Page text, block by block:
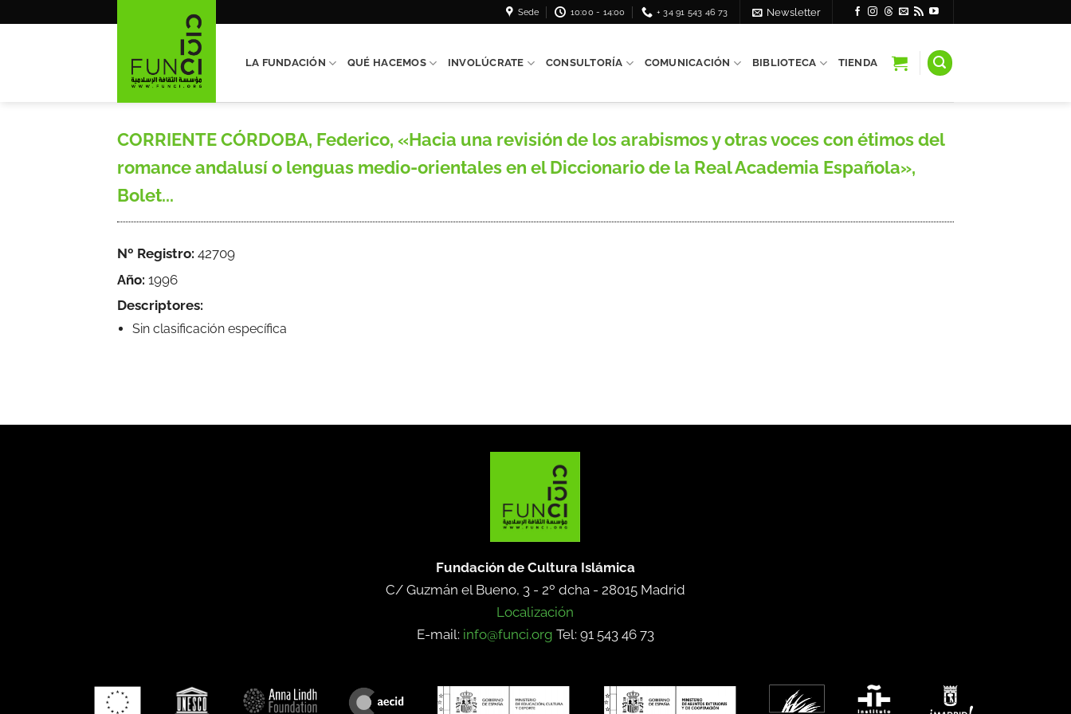
Sede 10:00 - 14:00 + 34 91 543 46 73 Newsletter
LA FUNDACIÓN QUÉ HACEMOS INVOLÚCRATE CONSULTORÍA COMUNICACIÓN BIBLIOTECA TIENDA
CORRIENTE CÓRDOBA, Federico, «Hacia una revisión de los arabismos y otras voces con étimos del
romance andalusí o lenguas medio-orientales en el Diccionario de la Real Academia Española»,
Bolet...
Nº Registro: 42709
Año: 1996
Descriptores:
Sin clasificación específica
Fundación de Cultura Islámica
C/ Guzmán el Bueno, 3 - 2º dcha - 28015 Madrid
Localización
E-mail: info@funci.org Tel: 91 543 46 73